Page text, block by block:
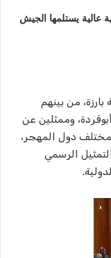
يستلمها الجيش
من بينهم
وممثلين عن
دول المهجر،
الرسمي